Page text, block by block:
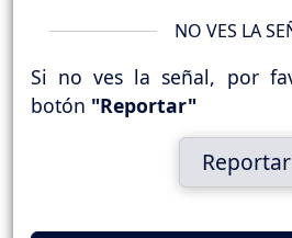
NO VES LA
Si no ves la señal, por
botón "Reportar"
Reportar